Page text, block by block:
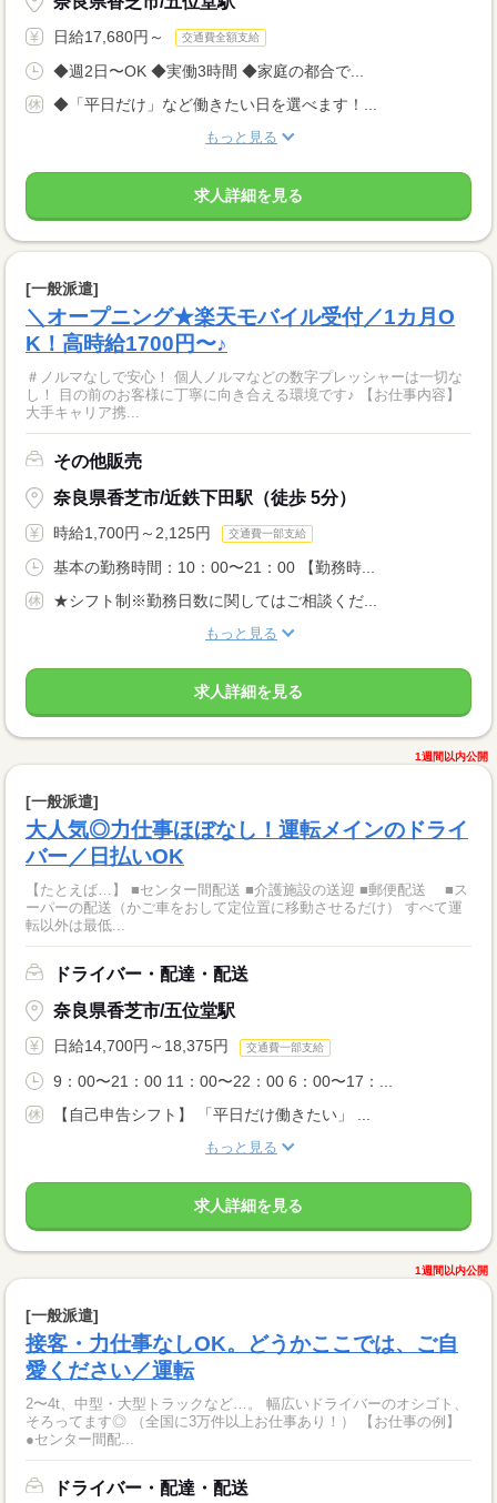
日給17,680円～ 交通費全額支給
◆週2日〜OK ◆実働3時間 ◆家庭の都合で...
◆「平日だけ」など働きたい日を選べます！...
もっと見る
求人詳細を見る
[一般派遣]
＼オープニング★楽天モバイル受付／1カ月O
K！高時給1700円〜♪
＃ノルマなしで安心！ 個人ノルマなどの数字プレッシャーは一切な
し！ 目の前のお客様に丁寧に向き合える環境です♪ 【お仕事内容】
大手キャリア携...
その他販売
奈良県香芝市/近鉄下田駅（徒歩 5分）
時給1,700円～2,125円 交通費一部支給
基本の勤務時間：10：00〜21：00 【勤務時...
★シフト制※勤務日数に関してはご相談くだ...
もっと見る
求人詳細を見る
1週間以内公開
[一般派遣]
大人気◎力仕事ほぼなし！運転メインのドライ
バー／日払いOK
【たとえば…】 ■センター間配送 ■介護施設の送迎 ■郵便配送 ■ス
ーパーの配送（かご車をおして定位置に移動させるだけ） すべて運
転以外は最低...
ドライバー・配達・配送
奈良県香芝市/五位堂駅
日給14,700円～18,375円 交通費一部支給
9：00〜21：00 11：00〜22：00 6：00〜17：...
【自己申告シフト】 「平日だけ働きたい」 ...
もっと見る
求人詳細を見る
1週間以内公開
[一般派遣]
接客・力仕事なしOK。どうかここでは、ご自
愛ください／運転
2〜4t、中型・大型トラックなど…。 幅広いドライバーのオシゴト、
そろってます◎ （全国に3万件以上お仕事あり！） 【お仕事の例】
●センター間配...
ドライバー・配達・配送